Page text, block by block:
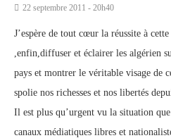
22 septembre 2011 - 20h40
J’espère de tout cœur la réussite à
,enfin,diffuser et éclairer les algérien
pays et montrer le véritable visage de
spolie nos richesses et nos libertés
Il est plus qu’urgent vu la situation
canaux médiatiques libres et